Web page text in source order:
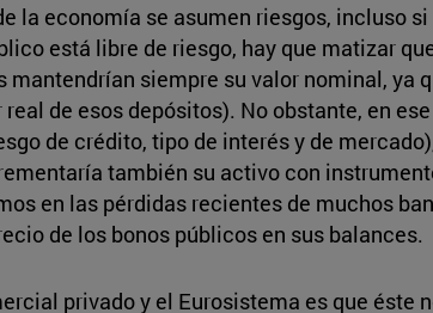
la economía se asumen riesgos, incluso
está libre de riesgo, hay que matizar
siempre su valor nominal, ya
de esos depósitos). No obstante, en
de crédito, tipo de interés y de
también su activo con
en las pérdidas recientes de muchos
de los bonos públicos en sus balances.
privado y el Eurosistema es que éste